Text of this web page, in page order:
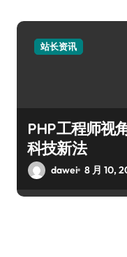
站长资讯
PHP工程师视
科技新法
dawei 8 月 10,